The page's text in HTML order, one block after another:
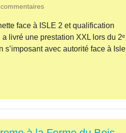
commentaires
face à ISLE 2 et qualification
livré une prestation XXL lors du 2ᵉ
s’imposant avec autorité face à Isle